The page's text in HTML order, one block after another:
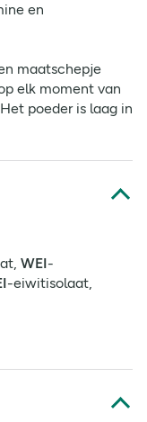
en
maatschepje
elk moment van
poeder is laag in
WEI-
-eiwitisolaat,